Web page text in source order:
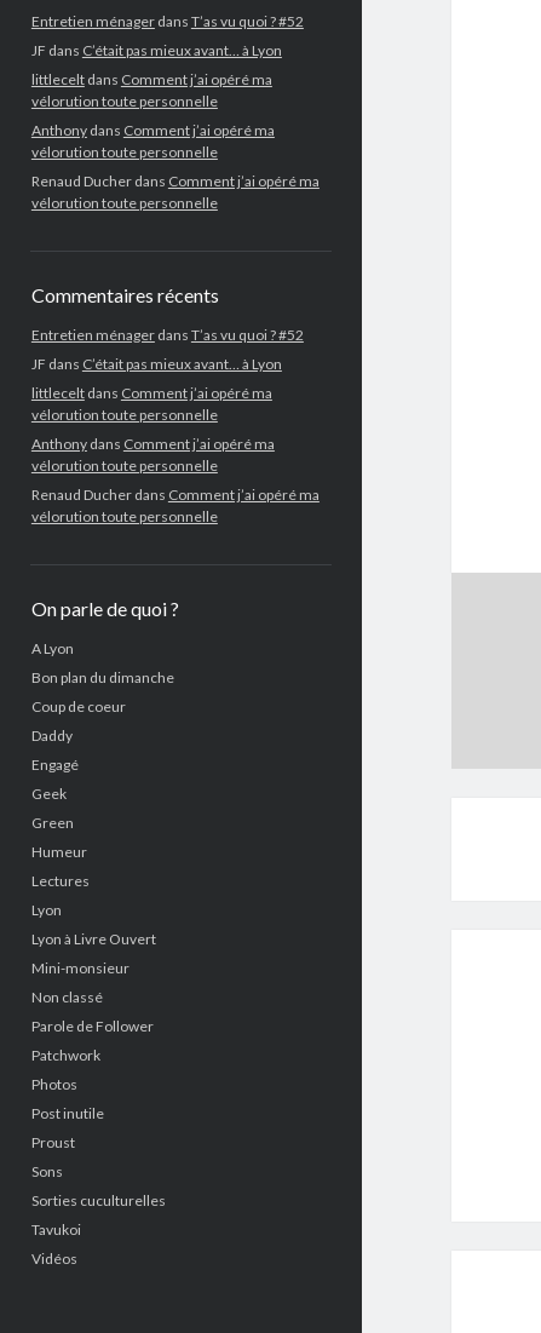
Entretien ménagerdans T’as vu quoi ? #52
JF dans C’était pas mieux avant… à Lyon
littleceltdans Comment j’ai opéré ma
vélorution toute personnelle
Anthonydans Comment j’ai opéré ma
vélorution toute personnelle
Renaud Ducherdans Comment j’ai opéré ma
vélorution toute personnelle
Commentaires récents
Entretien ménagerdans T’as vu quoi ? #52
JF dans C’était pas mieux avant… à Lyon
littleceltdans Comment j’ai opéré ma
vélorution toute personnelle
Anthonydans Comment j’ai opéré ma
vélorution toute personnelle
Renaud Ducherdans Comment j’ai opéré ma
vélorution toute personnelle
On parle de quoi ?
A Lyon
Bon plan du dimanche
Coup de coeur
Daddy
Engagé
Geek
Green
Humeur
Lectures
Lyon
Lyon à Livre Ouvert
Mini-monsieur
Non classé
Parole de Follower
Patchwork
Photos
Post inutile
Proust
Sons
Sorties cuculturelles
Tavukoi
Vidéos